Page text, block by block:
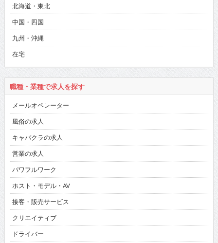
北海道・東北
中国・四国
九州・沖縄
在宅
職種・業種で求人を探す
メールオペレーター
風俗の求人
キャバクラの求人
営業の求人
パワフルワーク
ホスト・モデル・AV
接客・販売サービス
クリエイティブ
ドライバー